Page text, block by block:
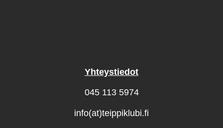
Yhteystiedot
045 113 5974
info(at)teippiklubi.fi